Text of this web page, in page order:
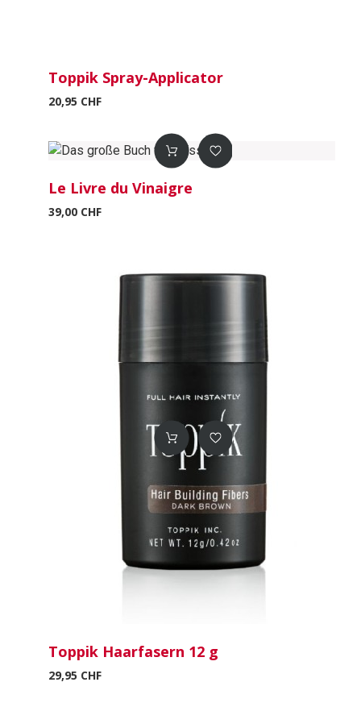
Toppik Spray-Applicator
20,95 CHF
Le Livre du Vinaigre
39,00 CHF
Toppik Haarfasern 12 g
29,95 CHF